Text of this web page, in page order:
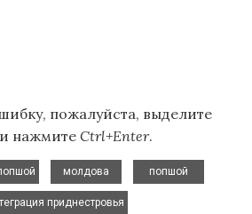
пожалуйста, выделите
нажмите Ctrl+Enter.
молдова
попшой
приднестровья